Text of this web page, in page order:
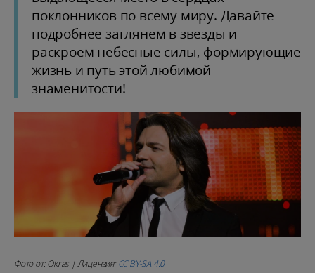
поклонников по всему миру. Давайте
подробнее заглянем в звезды и
раскроем небесные силы, формирующие
жизнь и путь этой любимой
знаменитости!
Фото от: Okras | Лицензия:CC BY-SA 4.0